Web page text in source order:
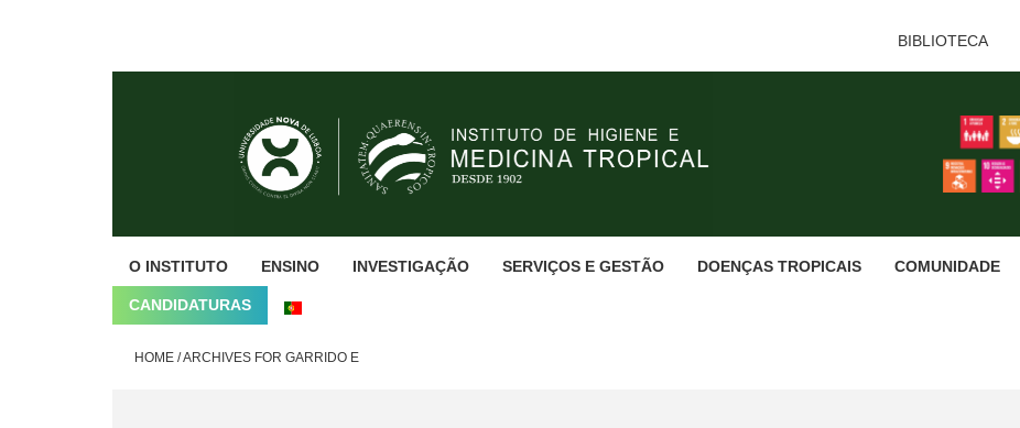
BIBLIOTECA
O INSTITUTO ENSINO INVESTIGAÇÃO SERVIÇOS E GESTÃO DOENÇAS TROPICAIS COMUNIDADE
CANDIDATURAS
HOME /ARCHIVES FOR GARRIDO E